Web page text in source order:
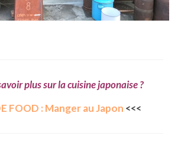
plus sur la cuisine japonaise ?
FOOD : Manger au Japon <<<